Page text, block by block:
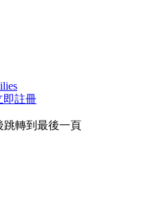
即註冊
跳轉到最後一頁